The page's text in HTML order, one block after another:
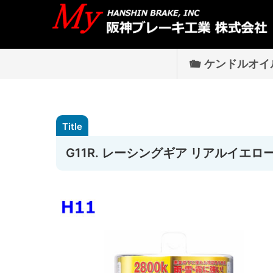
ケンドルオイ
G11R. レーシングギア リアルイエ